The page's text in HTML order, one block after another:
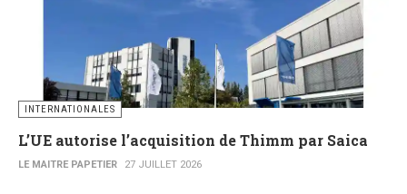
INTERNATIONALES
L’UE autorise l’acquisition de Thimm par Saica
LE MAITRE PAPETIER 27 JUILLET 2026